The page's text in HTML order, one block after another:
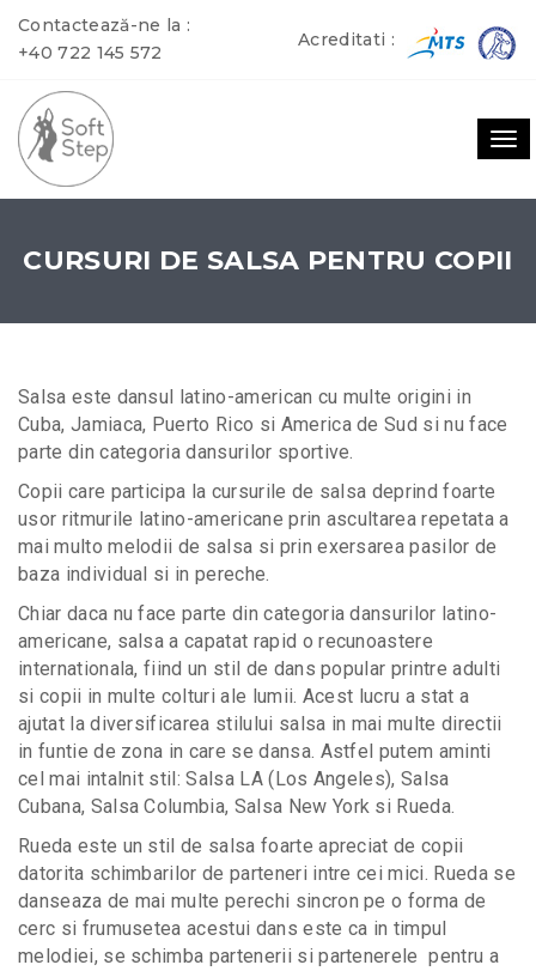
Contactează-ne la :
+40 722 145 572
Acreditati :
CURSURI DE SALSA PENTRU COPII
Salsa este dansul latino-american cu multe origini in
Cuba, Jamiaca, Puerto Rico si America de Sud si nu face
parte din categoria dansurilor sportive.
Copii care participa la cursurile de salsa deprind foarte
usor ritmurile latino-americane prin ascultarea repetata a
mai multo melodii de salsa si prin exersarea pasilor de
baza individual si in pereche.
Chiar daca nu face parte din categoria dansurilor latino-
americane, salsa a capatat rapid o recunoastere
internationala, fiind un stil de dans popular printre adulti
si copii in multe colturi ale lumii. Acest lucru a stat a
ajutat la diversificarea stilului salsa in mai multe directii
in funtie de zona in care se dansa. Astfel putem aminti
cel mai intalnit stil: Salsa LA (Los Angeles), Salsa
Cubana, Salsa Columbia, Salsa New York si Rueda.
Rueda este un stil de salsa foarte apreciat de copii
datorita schimbarilor de parteneri intre cei mici. Rueda se
danseaza de mai multe perechi sincron pe o forma de
cerc si frumusetea acestui dans este ca in timpul
melodiei, se schimba partenerii si partenerele pentru a